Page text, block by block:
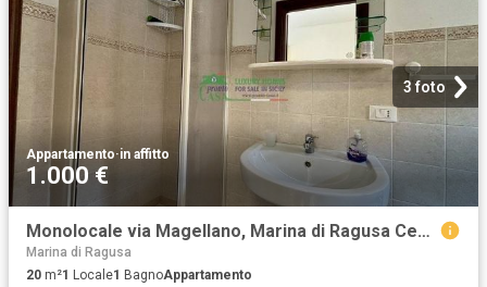
3 foto
Appartamento·in affitto
1.000 €
Monolocale via Magellano, Marina di Ragusa Centro, Ragusa
Marina di Ragusa
20 m²1 Locale1 BagnoAppartamento